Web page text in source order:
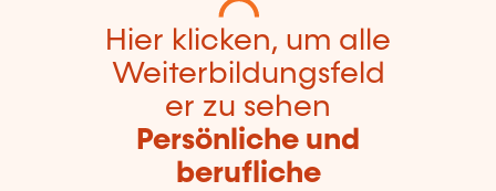
Hier klicken, um alle
Weiterbildungsfeld
er zu sehen
Persönliche und
berufliche